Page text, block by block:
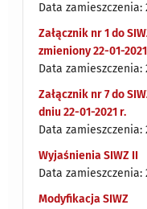
Data zamieszczenia:
Załącznik nr 1 do
zmieniony 22-01-
Data zamieszczenia:
Załącznik nr 7 do
dniu 22-01-2021 r.
Data zamieszczenia:
Wyjaśnienia SIWZ II
Data zamieszczenia:
Modyfikacja SIWZ